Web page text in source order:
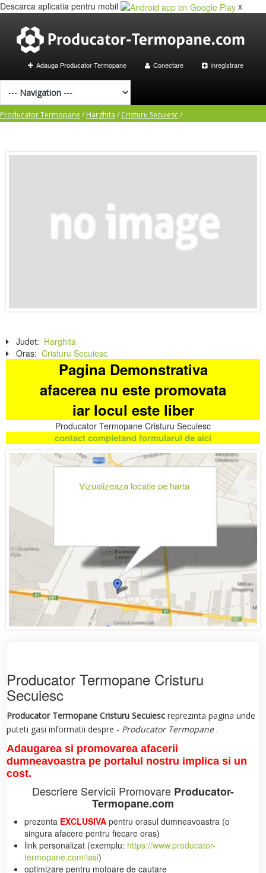
Descarca aplicatia pentru mobil x
Adauga Producator Termopane Conectare Inregistrare
Producator Termopane / Harghita / Cristuru Secuiesc/
Judet: Harghita
Oras: Cristuru Secuiesc
Pagina Demonstrativa
afacerea nu este promovata
iar locul este liber
Producator Termopane Cristuru Secuiesc
contact completand formularul de aici
Vizualizeaza locatie pe harta
Producator Termopane Cristuru
Secuiesc
Producator Termopane Cristuru Secuiesc reprezinta pagina unde
puteti gasi informatii despre - Producator Termopane .
Adaugarea si promovarea afacerii
dumneavoastra pe portalul nostru implica si un
cost.
Descriere Servicii Promovare Producator-
Termopane.com
prezenta EXCLUSIVA pentru orasul dumneavoastra (o
singura afacere pentru fiecare oras)
link personalizat (exemplu: https://www.producator-
termopane.com/iasi)
optimizare pentru motoare de cautare